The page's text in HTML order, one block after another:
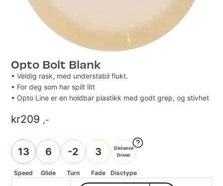
Opto Bolt Blank
• Veldig rask, med understabil flukt.
• For deg som har spilt litt
• Opto Line er en holdbar plastikk med godt grep, og stivhet
kr209 ,-
13
Speed
6
Glide
-2
Turn
3
Fade
Distance
Driver
Disctype